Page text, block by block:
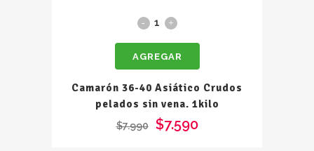
Camarón
40
Crudos
sin
AGREGAR
Camarón 36-40 Asiático Crudos
pelados sin vena. 1kilo
$7.990 $7.590